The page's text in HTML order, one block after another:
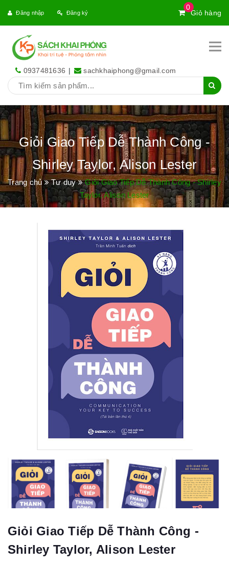
0
Giỏ hàng
Đăng nhập Đăng ký
0937481636 | sachkhaiphong@gmail.com
Giỏi Giao Tiếp Dễ Thành Công -
Shirley Taylor, Alison Lester
Trang chủ Tư duy
Giỏi Giao Tiếp Dễ Thành Công - Shirley
Taylor, Alison Lester
Giỏi Giao Tiếp Dễ Thành Công -
Shirley Taylor, Alison Lester